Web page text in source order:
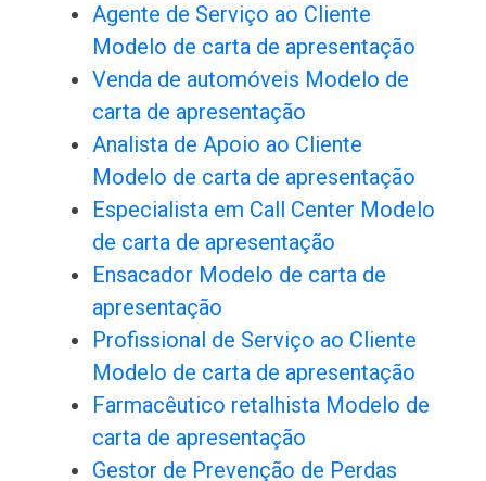
Agente de Serviço ao Cliente
Modelo de carta de apresentação
Venda de automóveis Modelo de
carta de apresentação
Analista de Apoio ao Cliente
Modelo de carta de apresentação
Especialista em Call Center Modelo
de carta de apresentação
Ensacador Modelo de carta de
apresentação
Profissional de Serviço ao Cliente
Modelo de carta de apresentação
Farmacêutico retalhista Modelo de
carta de apresentação
Gestor de Prevenção de Perdas